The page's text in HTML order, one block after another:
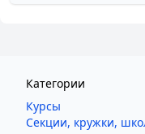
Категории
Курсы
Секции, кружки,